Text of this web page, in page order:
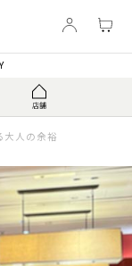
大人の余裕